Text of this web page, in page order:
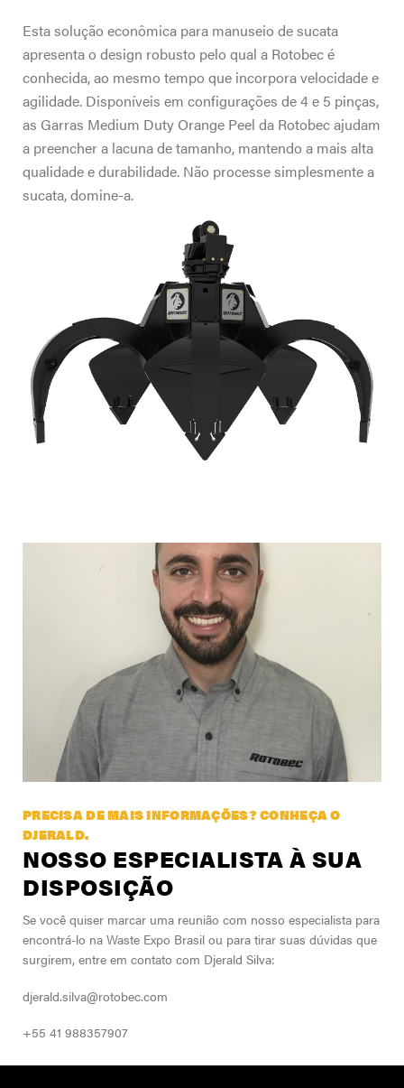
Esta solução econômica para manuseio de sucata
apresenta o design robusto pelo qual a Rotobec é
conhecida, ao mesmo tempo que incorpora velocidade e
agilidade. Disponíveis em configurações de 4 e 5 pinças,
as Garras Medium Duty Orange Peel da Rotobec ajudam
a preencher a lacuna de tamanho, mantendo a mais alta
qualidade e durabilidade. Não processe simplesmente a
sucata, domine-a.
PRECISA DE MAIS INFORMAÇÕES? CONHEÇA O
DJERALD.
NOSSO ESPECIALISTA À SUA
DISPOSIÇÃO
Se você quiser marcar uma reunião com nosso especialista para
encontrá-lo na Waste Expo Brasil ou para tirar suas dúvidas que
surgirem, entre em contato com Djerald Silva:
djerald.silva@rotobec.com
+55 41 988357907